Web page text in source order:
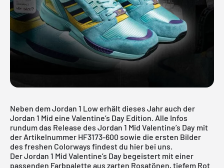
Neben dem Jordan 1 Low erhält dieses Jahr auch der
Jordan 1 Mid eine Valentine’s Day Edition. Alle Infos
rundum das Release des Jordan 1 Mid Valentine’s Day mit
der Artikelnummer HF3173-600 sowie die ersten Bilder
des freshen Colorways findest du hier bei uns.
Der Jordan 1 Mid Valentine’s Day begeistert mit einer
passenden Farbpalette aus zarten Rosatönen, tiefem Rot